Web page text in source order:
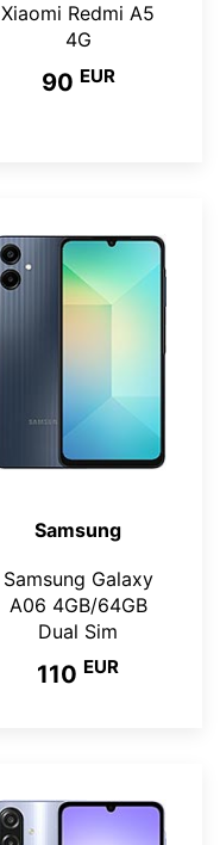
Xiaomi Redmi A5
4G
90 EUR
Samsung
Samsung Galaxy
A06 4GB/64GB
Dual Sim
110 EUR